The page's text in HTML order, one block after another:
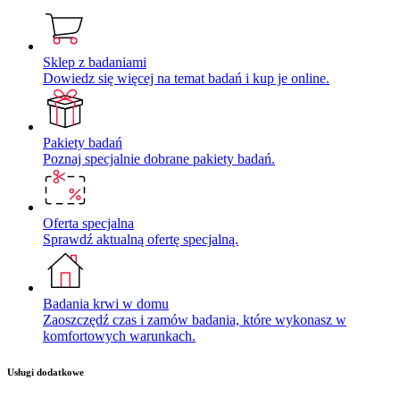
Sklep z badaniami
Dowiedz się więcej na temat badań i kup je online.
Pakiety badań
Poznaj specjalnie dobrane pakiety badań.
Oferta specjalna
Sprawdź aktualną ofertę specjalną.
Badania krwi w domu
Zaoszczędź czas i zamów badania, które wykonasz w
komfortowych warunkach.
Usługi dodatkowe